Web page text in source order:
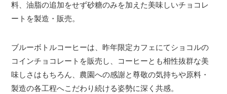
料、油脂の追加をせず砂糖のみを加えた美味しいチョコレ
ートを製造・販売。
ブルーボトルコーヒーは、昨年限定カフェにてショコルの
コインチョコレートを販売し、コーヒーとも相性抜群な美
味しさはもちろん、農園への感謝と尊敬の気持ちや原料・
製造の各工程へこだわり続ける姿勢に深く共感。